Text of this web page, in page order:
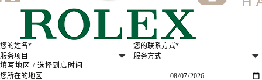
填写地区 / 选择到店时间